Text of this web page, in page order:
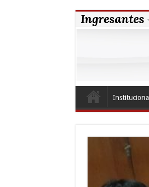
Ingresantes
Institucional